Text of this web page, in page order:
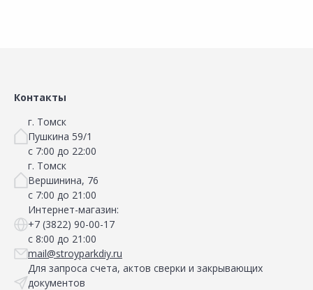
Контакты
г. Томск
Пушкина 59/1
с 7:00 до 22:00
г. Томск
Вершинина, 76
с 7:00 до 21:00
Интернет-магазин:
+7 (3822) 90-00-17
с 8:00 до 21:00
mail@stroyparkdiy.ru
Для запроса счета, актов сверки и закрывающих
документов